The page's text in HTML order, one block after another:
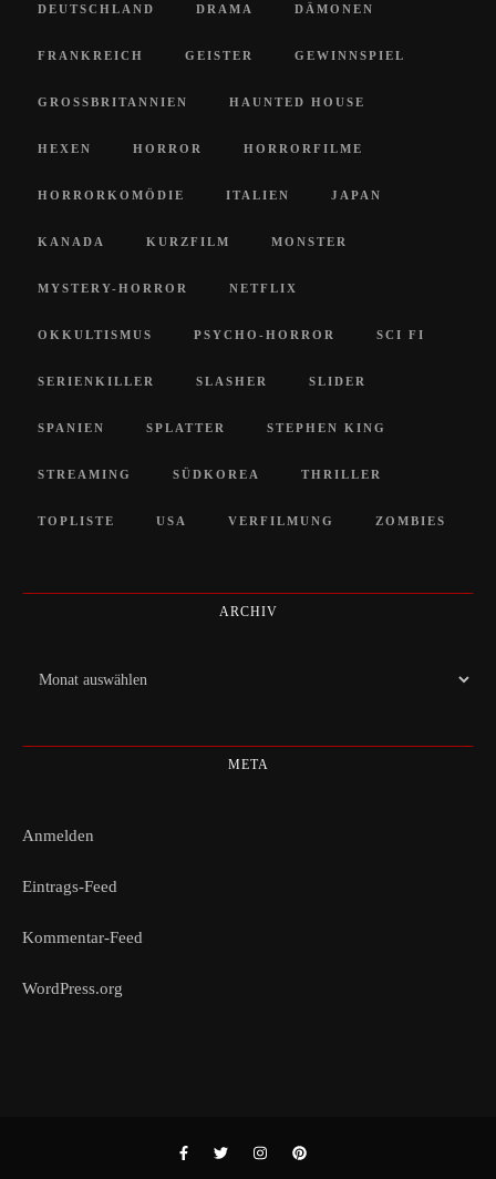
DEUTSCHLAND DRAMA DÄMONEN
FRANKREICH GEISTER GEWINNSPIEL
GROSSBRITANNIEN HAUNTED HOUSE
HEXEN HORROR HORRORFILME
HORRORKOMÖDIE ITALIEN JAPAN
KANADA KURZFILM MONSTER
MYSTERY-HORROR NETFLIX
OKKULTISMUS PSYCHO-HORROR SCI FI
SERIENKILLER SLASHER SLIDER
SPANIEN SPLATTER STEPHEN KING
STREAMING SÜDKOREA THRILLER
TOPLISTE USA VERFILMUNG ZOMBIES
ARCHIV
Archiv
META
Anmelden
Eintrags-Feed
Kommentar-Feed
WordPress.org